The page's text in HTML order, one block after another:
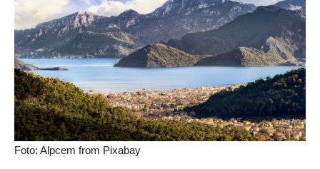
Foto: Alpcem from Pixabay